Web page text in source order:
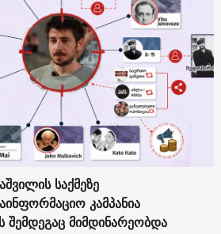
საქმეზე
კამპანია
შემდეგაც მიმდინარეობდა